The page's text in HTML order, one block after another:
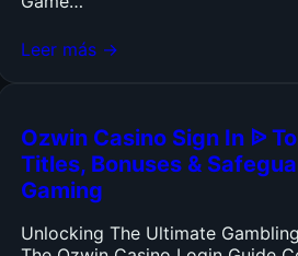
Leer más →
Ozwin Casino Sign In ᐉ
Titles, Bonuses &
Gaming
Unlocking The Ultimate